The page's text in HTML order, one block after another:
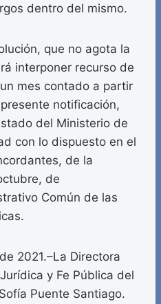
dentro del mismo.
que no agota la
interponer recurso de
mes contado a partir
notificación,
del Ministerio de
con lo dispuesto en el
de la
de
Común de las
2021.–La Directora
y Fe Pública del
Puente Santiago.